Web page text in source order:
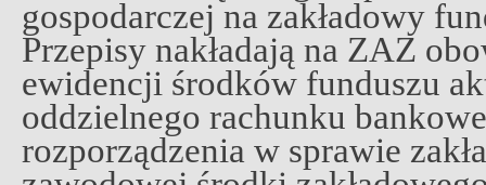
gospodarczej na zakładowy
Przepisy nakładają na ZAZ
ewidencji środków funduszu
oddzielnego rachunku
rozporządzenia w sprawie